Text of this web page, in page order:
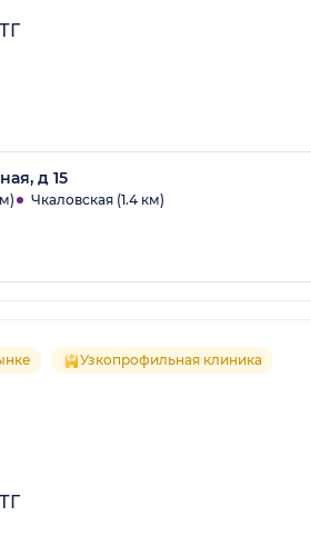
д 15
Чкаловская (1.4 км)
Узкопрофильная клиника